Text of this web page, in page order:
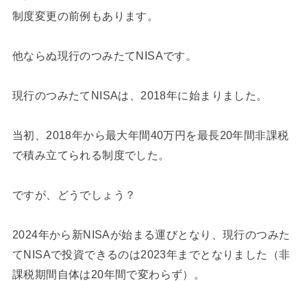
制度変更の前例もあります。
他ならぬ現行のつみたてNISAです。
現行のつみたてNISAは、2018年に始まりました。
当初、2018年から最大年間40万円を最長20年間非課税
で積み立てられる制度でした。
ですが、どうでしょう？
2024年から新NISAが始まる運びとなり、現行のつみた
てNISAで投資できるのは2023年までとなりました（非
課税期間自体は20年間で変わらず）。